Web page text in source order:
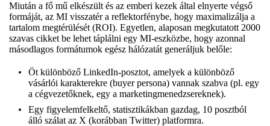
Miután a fő mű elkészült és az emberi kezek által elnyerte végső
formáját, az MI visszatér a reflektorfénybe, hogy maximalizálja a
tartalom megtérülését (ROI). Egyetlen, alaposan megkutatott 2000
szavas cikket be lehet táplálni egy MI-eszközbe, hogy azonnal
másodlagos formátumok egész hálózatát generáljuk belőle:
Öt különböző LinkedIn-posztot, amelyek a különböző
vásárlói karakterekre (buyer persona) vannak szabva (pl. egy
a cégvezetőknek, egy a marketingmenedzsereknek).
Egy figyelemfelkeltő, statisztikákban gazdag, 10 posztból
álló szálat az X (korábban Twitter) platformra.